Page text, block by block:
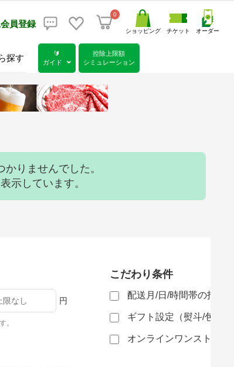
員登録
0
ショッピング チケット オーダー
探す
🔰
ガイド
控除上限額
シミュレーション
りませんでした。
示しています。
円
。
こだわり条件
配送月/日/時間帯の指定
ギフト設定（熨斗/包装
オンラインワンストップ